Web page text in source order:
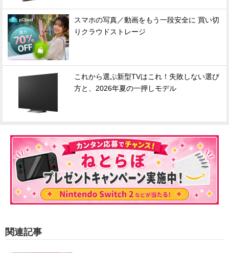
スマホの写真／動画をもう一段安全に 買い切
りクラウドストレージ
これから選ぶ新型TVはこれ！失敗しない選び
方と、2026年夏の一押しモデル
関連記事